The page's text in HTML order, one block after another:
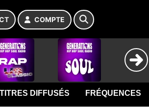
COMPTE
TITRES DIFFUSÉS FRÉQUENCES